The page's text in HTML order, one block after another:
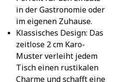
in der Gastronomie oder
im eigenen Zuhause.
Klassisches Design: Das
zeitlose 2 cm Karo-
Muster verleiht jedem
Tisch einen rustikalen
Charme und schafft eine